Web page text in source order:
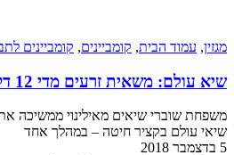
,עמוד הבית ,קומביינים,קומביינים לתבואות
משאית זרעים מדי 12 דקות
עולם בקציר חיטה – במהלך אחד